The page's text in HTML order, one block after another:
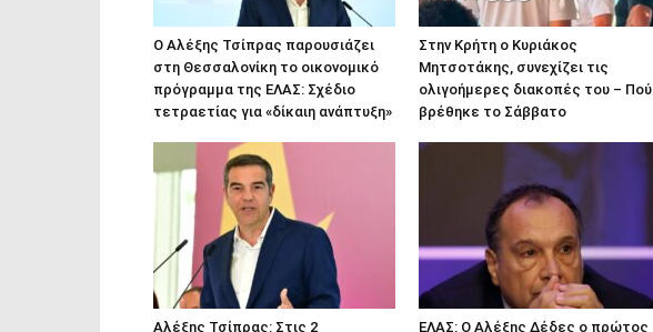
Ο Αλέξης Τσίπρας παρουσιάζει
στη Θεσσαλονίκη το οικονομικό
πρόγραμμα της ΕΛΑΣ: Σχέδιο
τετραετίας για «δίκαιη ανάπτυξη»
Στην Κρήτη ο Κυριάκος
Μητσοτάκης, συνεχίζει τις
ολιγοήμερες διακοπές του – Πού
βρέθηκε το Σάββατο
Αλέξης Τσίπρας: Στις 2 ΕΛΑΣ: Ο Αλέξης Δέδες ο πρώτος